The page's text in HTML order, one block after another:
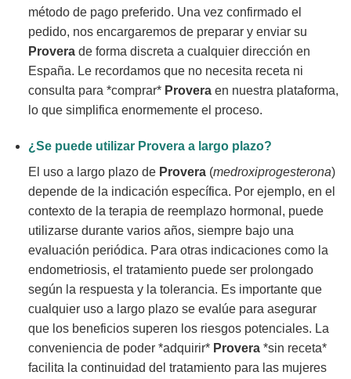
método de pago preferido. Una vez confirmado el
pedido, nos encargaremos de preparar y enviar su
Proverade forma discreta a cualquier dirección en
España. Le recordamos que no necesita receta ni
consulta para *comprar* Proveraen nuestra plataforma,
lo que simplifica enormemente el proceso.
¿Se puede utilizar Proveraa largo plazo?
El uso a largo plazo de Provera(medroxiprogesterona)
depende de la indicación específica. Por ejemplo, en el
contexto de la terapia de reemplazo hormonal, puede
utilizarse durante varios años, siempre bajo una
evaluación periódica. Para otras indicaciones como la
endometriosis, el tratamiento puede ser prolongado
según la respuesta y la tolerancia. Es importante que
cualquier uso a largo plazo se evalúe para asegurar
que los beneficios superen los riesgos potenciales. La
conveniencia de poder *adquirir* Provera*sin receta*
facilita la continuidad del tratamiento para las mujeres